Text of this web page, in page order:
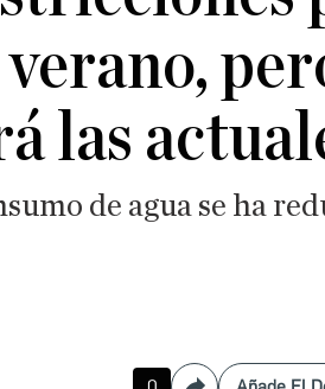
las
de agua se ha